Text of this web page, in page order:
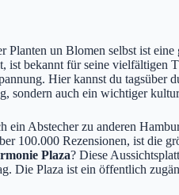
Planten un Blomen selbst ist
ist bekannt für seine
Hier kannst du tagsüber
sondern auch ein wichtiger
ein Abstecher zu anderen
100.000 Rezensionen, ist die
Plaza? Diese
Die Plaza ist ein öffentlich